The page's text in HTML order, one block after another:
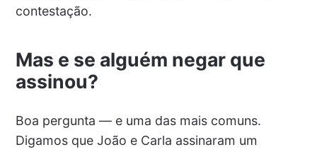
contestação.
Mas e se alguém negar que
assinou?
Boa pergunta — e uma das mais comuns.
Digamos que João e Carla assinaram um